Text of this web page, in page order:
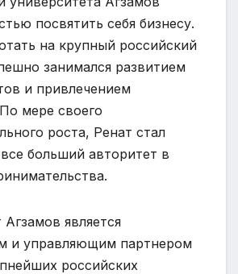
посвятить себя бизнесу.
на крупный российский
занимался развитием
и привлечением
мере своего
роста, Ренат стал
больший авторитет в
является
и управляющим партнером
российских